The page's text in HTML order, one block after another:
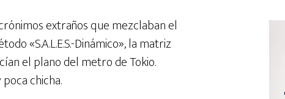
extraños que mezclaban el
«S.A.L.E.S.-Dinámico», la matriz
el plano del metro de Tokio.
chicha.